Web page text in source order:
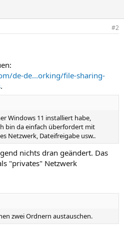
#2
de-de...orking/file-sharing-
.
Windows 11 installiert habe,
bin da einfach überfordert mit
Netzwerk, Dateifreigabe usw..
nichts dran geändert. Das
"privates" Netzwerk
zwei Ordnern austauschen.